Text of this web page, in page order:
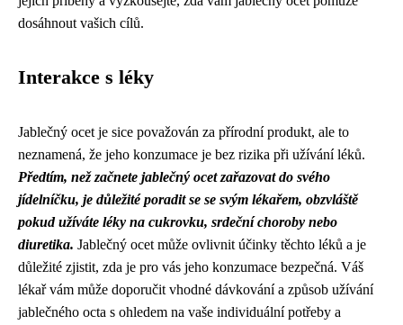
dosáhnout vašich cílů.
Interakce s léky
Jablečný ocet je sice považován za přírodní produkt, ale to
neznamená, že jeho konzumace je bez rizika při užívání léků.
Předtím, než začnete jablečný ocet zařazovat do svého
jídelníčku, je důležité poradit se se svým lékařem, obzvláště
pokud užíváte léky na cukrovku, srdeční choroby nebo
diuretika. Jablečný ocet může ovlivnit účinky těchto léků a je
důležité zjistit, zda je pro vás jeho konzumace bezpečná. Váš
lékař vám může doporučit vhodné dávkování a způsob užívání
jablečného octa s ohledem na vaše individuální potřeby a